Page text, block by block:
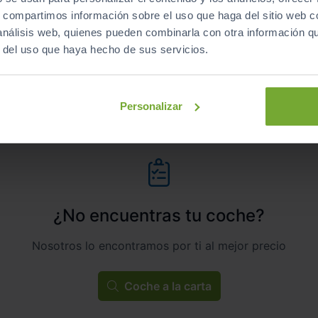
información sobre el uso que haga del sitio web
web, quienes pueden combinarla con otra información
uso que haya hecho de sus servicios.
Personalizar
Manual
Gasolina
C
¿No encuentras tu coche?
Nosotros lo encontramos por ti al mejor precio
Coche a la carta